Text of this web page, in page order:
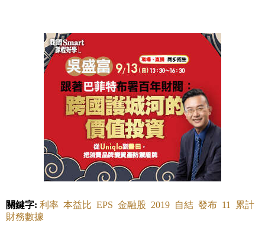
關鍵字: 利率 本益比 EPS 金融股 2019 自結 發布 11
累計
財務數據